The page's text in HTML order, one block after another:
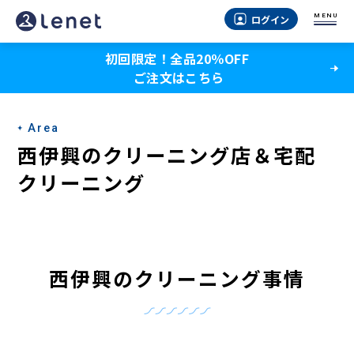
西
伊
の
ク
リ
ー
ログイン MENU
初回限定！全品20％OFF
ご注文はこちら
Area
西伊興のクリーニング店＆宅配
クリーニング
西伊興のクリーニング事情